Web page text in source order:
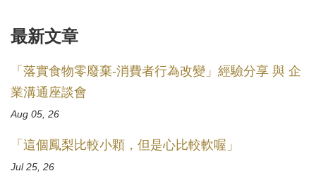
最新文章
「落實食物零廢棄-消費者行為改變」經驗分享 與 企
業溝通座談會
Aug 05, 26
「這個鳳梨比較小顆，但是心比較軟喔」
Jul 25, 26